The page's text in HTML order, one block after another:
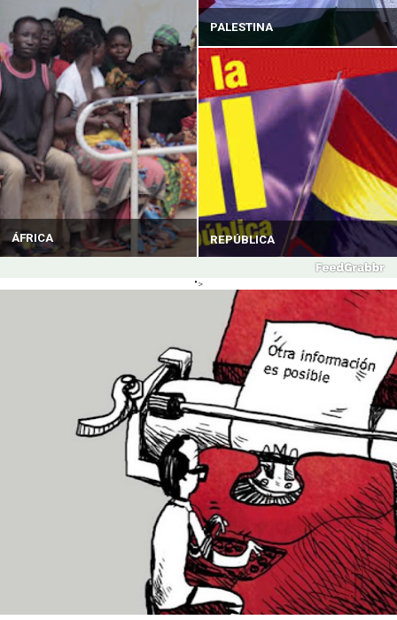
ÁFRICA
PALESTINA
REPÚBLICA
">